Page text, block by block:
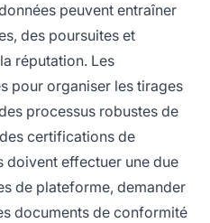
peuvent entraîner
des poursuites et
réputation. Les
pour organiser les tirages
processus robustes de
certifications de
doivent effectuer une due
de plateforme, demander
documents de conformité